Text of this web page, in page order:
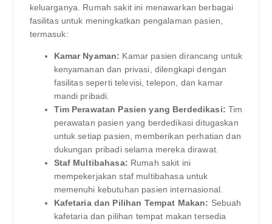
keluarganya. Rumah sakit ini menawarkan berbagai
fasilitas untuk meningkatkan pengalaman pasien,
termasuk:
Kamar Nyaman: Kamar pasien dirancang untuk
kenyamanan dan privasi, dilengkapi dengan
fasilitas seperti televisi, telepon, dan kamar
mandi pribadi.
Tim Perawatan Pasien yang Berdedikasi: Tim
perawatan pasien yang berdedikasi ditugaskan
untuk setiap pasien, memberikan perhatian dan
dukungan pribadi selama mereka dirawat.
Staf Multibahasa: Rumah sakit ini
mempekerjakan staf multibahasa untuk
memenuhi kebutuhan pasien internasional.
Kafetaria dan Pilihan Tempat Makan: Sebuah
kafetaria dan pilihan tempat makan tersedia